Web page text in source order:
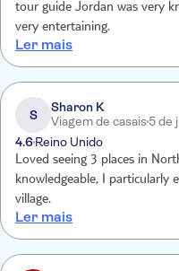
tour guide Jordan was very
very entertaining.
Ler mais
S
Sharon K
Viagem de casais5 de
4.6Reino Unido
Loved seeing 3 places in
knowledgeable, I particularly
village.
Ler mais